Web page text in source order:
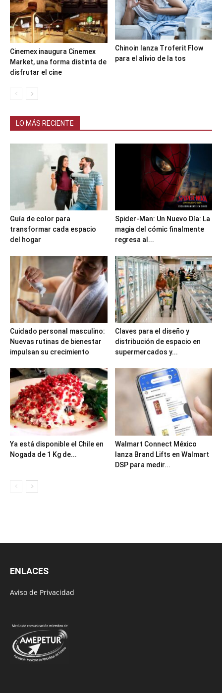
Cinemex inaugura Cinemex
Market, una forma distinta de
disfrutar el cine
Chinoin lanza Troferit Flow
para el alivio de la tos
LO MÁS RECIENTE
Guía de color para
transformar cada espacio
del hogar
Spider-Man: Un Nuevo Día: La
magia del cómic finalmente
regresa al...
Cuidado personal masculino:
Nuevas rutinas de bienestar
impulsan su crecimiento
Claves para el diseño y
distribución de espacio en
supermercados y...
Ya está disponible el Chile en
Nogada de 1 Kg de...
Walmart Connect México
lanza Brand Lifts en Walmart
DSP para medir...
ENLACES
Aviso de Privacidad